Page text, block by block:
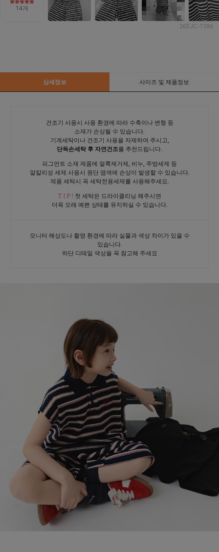
26SJC-7386
상세정보 사이즈 및 제품정보
건조기 사용시 사용 환경에 따라 수축이나 변형 등
소재가 손상될 수 있습니다.
기계세탁이나 건조기 사용을 자제하여 주시고,
단독손세탁 후 자연건조를 추천드립니다.
피그먼트 소재 제품에 얼룩제거제, 비누, 주방세제 등
알칼리성 세제 사용시 원단 염색에 손상이 발생할 수 있습니다.
제품 세탁시 꼭 세탁전용세제를 사용해주세요.
T I P ! 첫 세탁은 드라이클리닝 해주시면
더욱 오래 예쁜 상태를 유지하실 수 있습니다.
모니터 해상도나 촬영 환경에 따라 실물과 색상 차이가 있을 수
있습니다.
하단 디테일 색상을 꼭 참고해 주세요